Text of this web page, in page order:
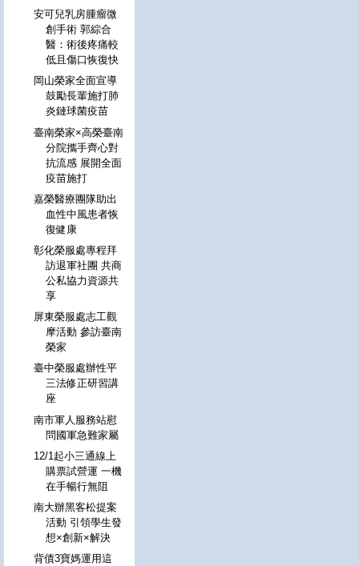
安可兒乳房腫瘤微
創手術 郭綜合
醫：術後疼痛較
低且傷口恢復快
岡山榮家全面宣導
鼓勵長輩施打肺
炎鏈球菌疫苗
臺南榮家×高榮臺南
分院攜手齊心對
抗流感 展開全面
疫苗施打
嘉榮醫療團隊助出
血性中風患者恢
復健康
彰化榮服處專程拜
訪退軍社團 共商
公私協力資源共
享
屏東榮服處志工觀
摩活動 參訪臺南
榮家
臺中榮服處辦性平
三法修正研習講
座
南市軍人服務站慰
問國軍急難家屬
12/1起小三通線上
購票試營運 一機
在手暢行無阻
南大辦黑客松提案
活動 引領學生發
想×創新×解決
背債3寶媽運用這